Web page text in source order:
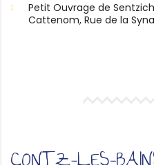
Petit Ouvrage de
Cattenom, Rue de la